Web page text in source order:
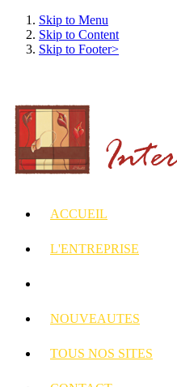
Skip to Menu
Skip to Content
Skip to Footer>
ACCUEIL
L'ENTREPRISE
NOUVEAUTES
TOUS NOS SITES